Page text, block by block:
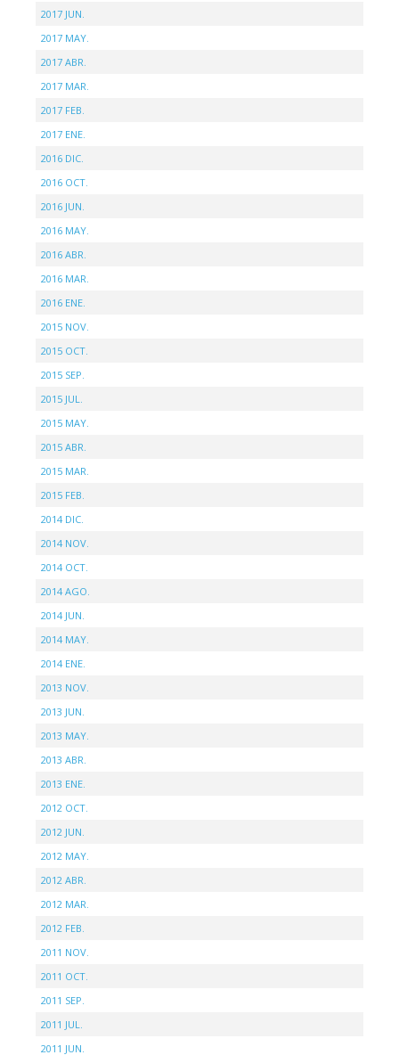
2017 JUN.
2017 MAY.
2017 ABR.
2017 MAR.
2017 FEB.
2017 ENE.
2016 DIC.
2016 OCT.
2016 JUN.
2016 MAY.
2016 ABR.
2016 MAR.
2016 ENE.
2015 NOV.
2015 OCT.
2015 SEP.
2015 JUL.
2015 MAY.
2015 ABR.
2015 MAR.
2015 FEB.
2014 DIC.
2014 NOV.
2014 OCT.
2014 AGO.
2014 JUN.
2014 MAY.
2014 ENE.
2013 NOV.
2013 JUN.
2013 MAY.
2013 ABR.
2013 ENE.
2012 OCT.
2012 JUN.
2012 MAY.
2012 ABR.
2012 MAR.
2012 FEB.
2011 NOV.
2011 OCT.
2011 SEP.
2011 JUL.
2011 JUN.